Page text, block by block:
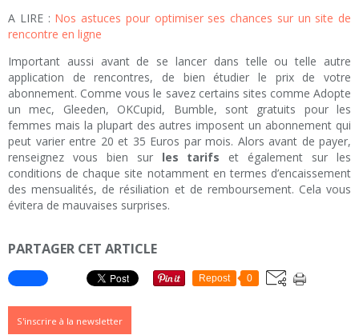
A LIRE : Nos astuces pour optimiser ses chances sur un site de
rencontre en ligne
Important aussi avant de se lancer dans telle ou telle autre
application de rencontres, de bien étudier le prix de votre
abonnement. Comme vous le savez certains sites comme Adopte
un mec, Gleeden, OKCupid, Bumble, sont gratuits pour les
femmes mais la plupart des autres imposent un abonnement qui
peut varier entre 20 et 35 Euros par mois. Alors avant de payer,
renseignez vous bien sur les tarifs et également sur les
conditions de chaque site notamment en termes d’encaissement
des mensualités, de résiliation et de remboursement. Cela vous
évitera de mauvaises surprises.
PARTAGER CET ARTICLE
Repost 0
S'inscrire à la newsletter